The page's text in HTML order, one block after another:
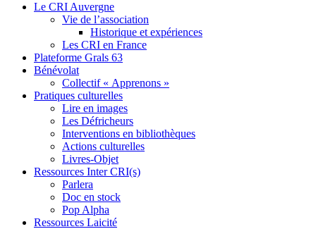
Le CRI Auvergne
Vie de l’association
Historique et expériences
Les CRI en France
Plateforme Grals 63
Bénévolat
Collectif « Apprenons »
Pratiques culturelles
Lire en images
Les Défricheurs
Interventions en bibliothèques
Actions culturelles
Livres-Objet
Ressources Inter CRI(s)
Parlera
Doc en stock
Pop Alpha
Ressources Laicité